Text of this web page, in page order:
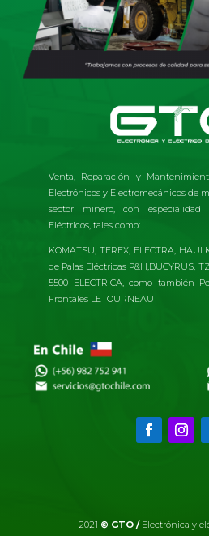
Venta, Reparación y
Electrónicos y Electromecánicos de
sector minero, con especialidad
Eléctricos, tales como:
KOMATSU, TEREX, ELECTRA,
de Palas Eléctricas P&H,BUCYRUS,
5500 ELECTRICA, como también
Frontales LETOURNEAU
2021 © GTO / Electrónica y